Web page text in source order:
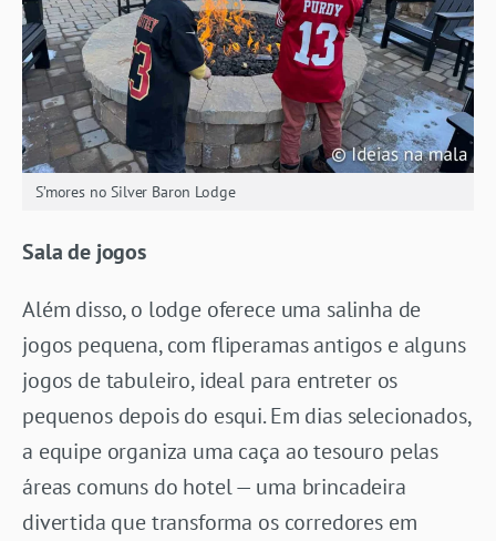
S’mores no Silver Baron Lodge
Sala de jogos
Além disso, o lodge oferece uma salinha de
jogos pequena, com fliperamas antigos e alguns
jogos de tabuleiro, ideal para entreter os
pequenos depois do esqui. Em dias selecionados,
a equipe organiza uma caça ao tesouro pelas
áreas comuns do hotel — uma brincadeira
divertida que transforma os corredores em